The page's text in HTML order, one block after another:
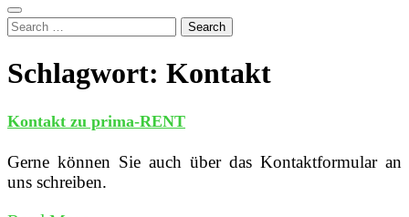
Search
Schlagwort: Kontakt
Kontakt zu prima-RENT
Gerne können Sie auch über das Kontaktformular an
uns schreiben.